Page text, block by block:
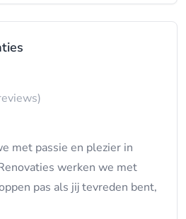
met passie en plezier in
werken we met
pas als jij tevreden bent,